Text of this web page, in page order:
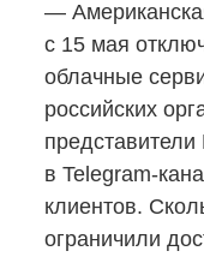
—
с 15 мая
облачные
российских
в Telegram-
клиентов.
ограничили